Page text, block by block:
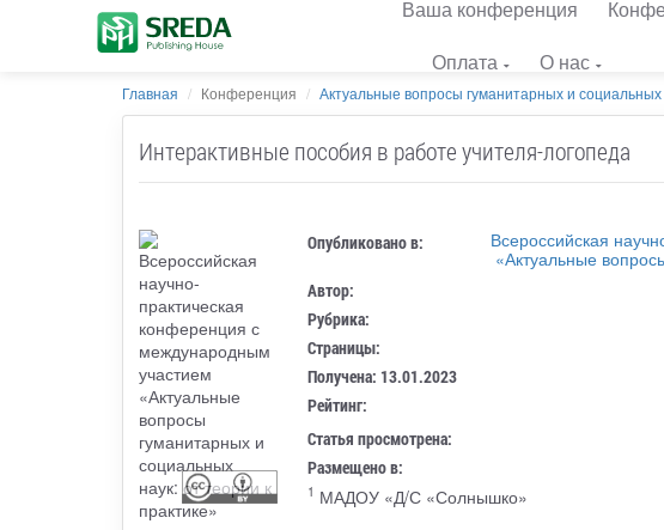
Ваша конференция
Оплата
О нас
Главная Конференция Актуальные вопросы гуманитарных и социальных
Интерактивные пособия в работе учителя-логопеда
Опубликовано в:
Всероссийская
«Актуальные
Автор:
Рубрика:
Страницы:
Получена: 13.01.2023
Рейтинг:
Статья просмотрена:
Размещено в:
1 МАДОУ «Д/С «Солнышко»